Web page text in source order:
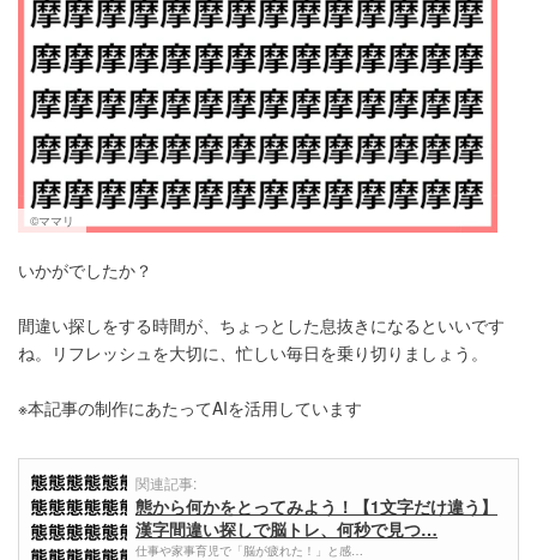
©ママリ
いかがでしたか？
間違い探しをする時間が、ちょっとした息抜きになるといいです
ね。リフレッシュを大切に、忙しい毎日を乗り切りましょう。
※本記事の制作にあたってAIを活用しています
関連記事:
態から何かをとってみよう！【1文字だけ違う】
漢字間違い探しで脳トレ、何秒で見つ…
仕事や家事育児で「脳が疲れた！」と感…